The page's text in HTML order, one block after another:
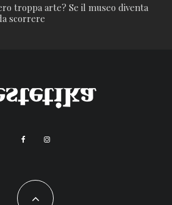
troppa arte? Se il museo diventa
scorrere